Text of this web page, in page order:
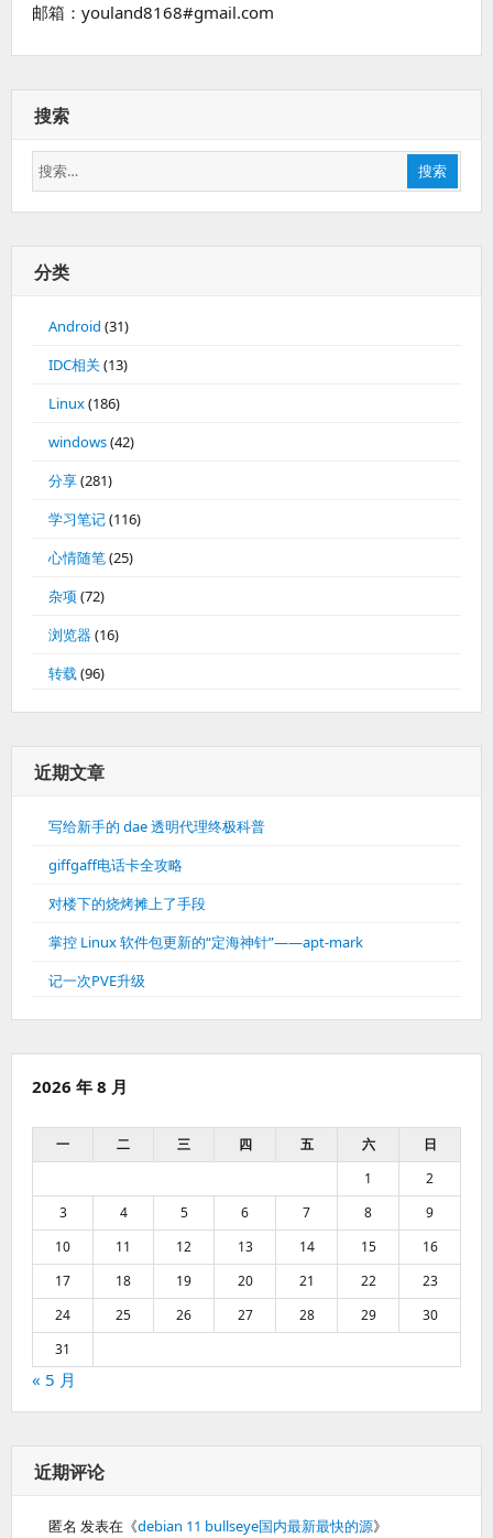
邮箱：youland8168#gmail.com
搜索
搜
索：
搜索
分类
Android (31)
IDC相关(13)
Linux(186)
windows(42)
分享(281)
学习笔记(116)
心情随笔(25)
杂项 (72)
浏览器(16)
转载(96)
近期文章
写给新手的 dae 透明代理终极科普
giffgaff电话卡全攻略
对楼下的烧烤摊上了手段
掌控 Linux 软件包更新的“定海神针”——apt-mark
记一次PVE升级
2026 年 8 月
一 二 三 四 五 六
日
1
2
3
4 5 6 7 8
9
10
11 12 13 14 15
16
17
18 19 20 21 22
23
24
25 26 27 28 29
30
31
« 5 月
近期评论
匿名 发表在《debian 11 bullseye国内最新最快的源》